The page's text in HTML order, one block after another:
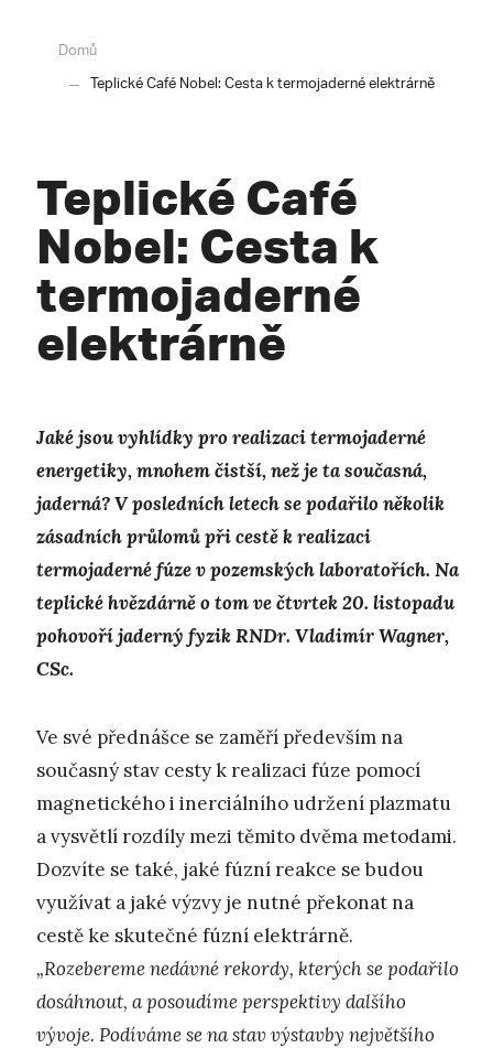
Domů
Teplické Café Nobel: Cesta k termojaderné elektrárně
Teplické Café
Nobel: Cesta k
termojaderné
elektrárně
Jaké jsou vyhlídky pro realizaci termojaderné
energetiky, mnohem čistší, než je ta současná,
jaderná? V posledních letech se podařilo několik
zásadních průlomů při cestě k realizaci
termojaderné fúze v pozemských laboratořích. Na
teplické hvězdárně o tom ve čtvrtek 20. listopadu
pohovoří jaderný fyzik RNDr. Vladimír Wagner,
CSc.
Ve své přednášce se zaměří především na
současný stav cesty k realizaci fúze pomocí
magnetického i inerciálního udržení plazmatu
a vysvětlí rozdíly mezi těmito dvěma metodami.
Dozvíte se také, jaké fúzní reakce se budou
využívat a jaké výzvy je nutné překonat na
cestě ke skutečné fúzní elektrárně.
„Rozebereme nedávné rekordy, kterých se podařilo
dosáhnout, a posoudíme perspektivy dalšího
vývoje. Podíváme se na stav výstavby největšího